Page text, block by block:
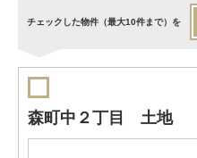
チェックした物件（最大10件まで）を
森町中２丁目 土地